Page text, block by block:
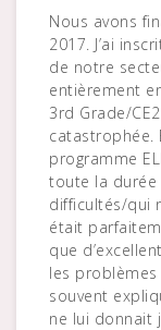
Nous avons
2017. J’ai
de notre
entièrement
3rd Grade/
catastrophée.
programme
toute la durée
difficultés/qui
était
que
les problèmes
souvent
ne lui donnait